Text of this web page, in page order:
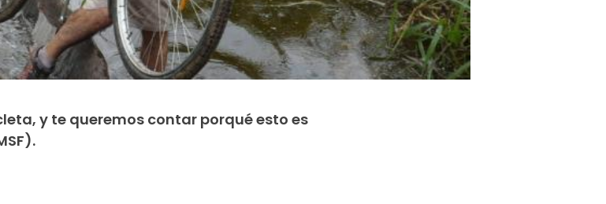
y te queremos contar porqué esto es